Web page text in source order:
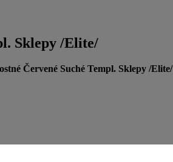
Sklepy /Elite/
Červené Suché Templ. Sklepy /Elite/